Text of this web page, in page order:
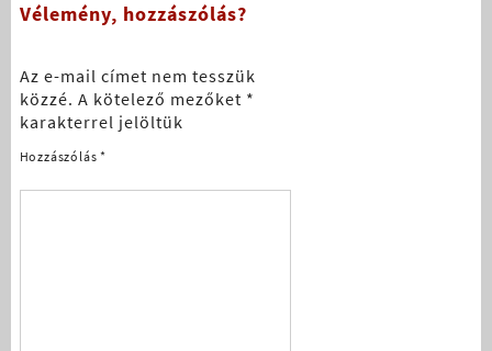
Vélemény, hozzászólás?
Az e-mail címet nem tesszük
közzé. A kötelező mezőket *
karakterrel jelöltük
Hozzászólás*